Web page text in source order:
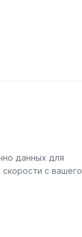
данных для
с вашего